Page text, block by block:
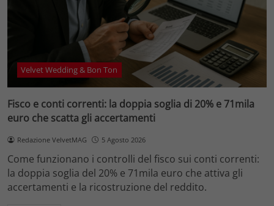
Velvet Wedding & Bon Ton
Fisco e conti correnti: la doppia soglia di 20% e 71mila
euro che scatta gli accertamenti
Redazione VelvetMAG 5 Agosto 2026
Come funzionano i controlli del fisco sui conti correnti:
la doppia soglia del 20% e 71mila euro che attiva gli
accertamenti e la ricostruzione del reddito.